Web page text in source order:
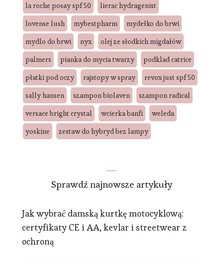
la roche posay spf 50
lierac hydragenist
lovense lush
mybestpharm
mydełko do brwi
mydlo do brwi
nyx
olej ze słodkich migdałów
palmers
pianka do mycia twarzy
podklad catrice
płatki pod oczy
rajstopy w spray
revox just spf 50
sally hansen
szampon biolaven
szampon radical
versace bright crystal
wcierka banfi
weleda
yoskine
zestaw do hybryd bez lampy
Sprawdź najnowsze artykuły
Jak wybrać damską kurtkę motocyklową:
certyfikaty CE i AA, kevlar i streetwear z
ochroną